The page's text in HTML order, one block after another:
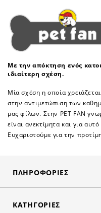
Με την απόκτηση ενός
ιδιαίτερη σχέση.
Μία σχέση η οποία
στην αντιμετώπιση των
μας φίλων. Στην PET FAN
είναι ανεκτίμητα και για
Ευχαριστούμε για την
ΠΛΗΡΟΦΟΡΊΕΣ
ΚΑΤΗΓΟΡΊΕΣ